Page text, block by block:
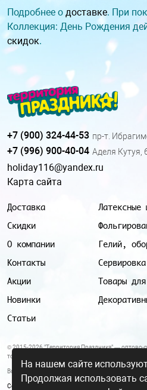
Подробнее о доставке. При
Коллекция: День Рождения
скидок.
Доставка
Скидки
О компании
Контакты
Акции
Новинки
Статьи
Латексные
Гелий,
Товары
+7 (900) 324-44-53 пр-т.
+7 (996) 900-40-04 Аделя Кутуя,
holiday116@yandex.ru
Карта сайта
© 2015-2026 "Территория Праздника" —
товаров для праздника.
Все цены и условия, указанные на данном сайте,
Согласие на обработку персональных данных
На нашем сайте
Продолжая использовать